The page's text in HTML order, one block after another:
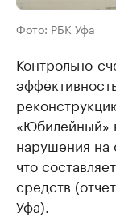
Фото: РБК Уфа
Контрольно-
«Юбилейный»
нарушения на
что
средств
Уфа).